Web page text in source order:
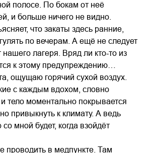
полосе. По бокам от неё
и больше ничего не видно.
что закаты здесь ранние,
по вечерам. А ещё не следует
нашего лагеря. Вряд ли кто-то из
к этому предупреждению…
ощущаю горячий сухой воздух.
с каждым вдохом, словно
тело моментально покрывается
привыкнуть к климату. А ведь
мной будет, когда взойдёт
проводить в медпункте. Там